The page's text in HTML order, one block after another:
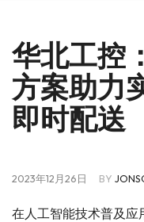
华北工控
方案助力
即时配送
2023年12月26日 BY
在人工智能技术普及应